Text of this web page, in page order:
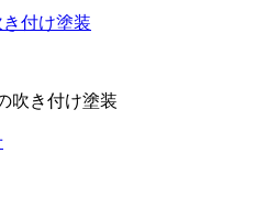
吹き付け塗装